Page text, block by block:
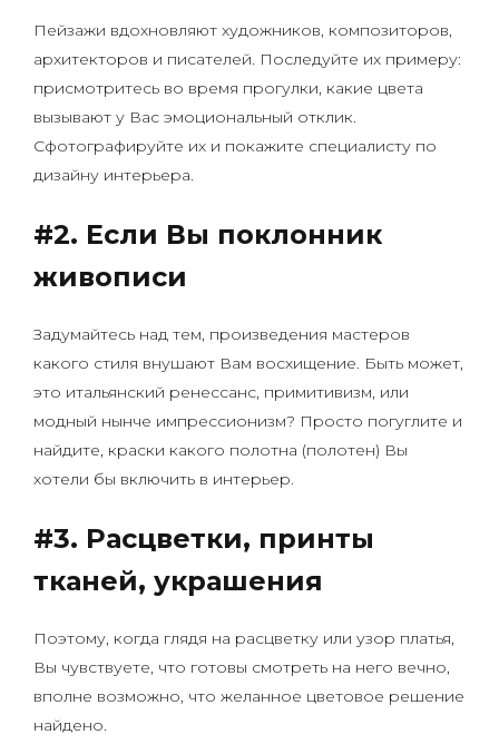
Пейзажи вдохновляют художников, композиторов,
архитекторов и писателей. Последуйте их примеру:
присмотритесь во время прогулки, какие цвета
вызывают у Вас эмоциональный отклик.
Сфотографируйте их и покажите специалисту по
дизайну интерьера.
#2. Если Вы поклонник
живописи
Задумайтесь над тем, произведения мастеров
какого стиля внушают Вам восхищение. Быть может,
это итальянский ренессанс, примитивизм, или
модный нынче импрессионизм? Просто погуглите и
найдите, краски какого полотна (полотен) Вы
хотели бы включить в интерьер.
#3. Расцветки, принты
тканей, украшения
Поэтому, когда глядя на расцветку или узор платья,
Вы чувствуете, что готовы смотреть на него вечно,
вполне возможно, что желанное цветовое решение
найдено.